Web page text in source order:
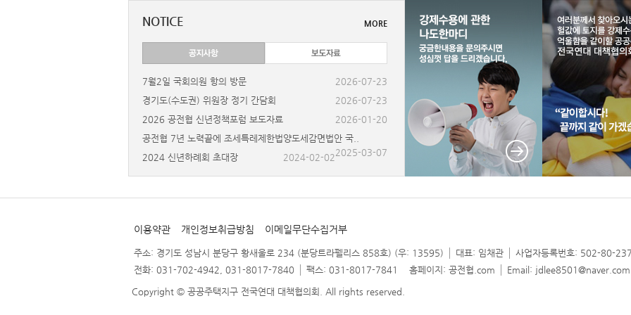
NOTICE MORE
7월2일 국회의원 항의 방문
2026-07-23
경기도(수도권) 위원장 정기 간담회
2026-07-23
2026 공전협 신년정책포럼 보도자료
2026-01-20
공전협 7년 노력끝에 조세특레제한법양도세감면법안 국..
2025-03-07
2024 신년하례회 초대장 2024-02-02
이용약관 개인정보취급방침 이메일무단수집거부
주소: 경기도 성남시 분당구 황새울로 234 (분당트라펠리스 858호) (우: 13595) 대표: 임채관
사업자등록번호: 502-80-
전화: 031-702-4942, 031-8017-7840
팩스: 031-8017-7841 홈페이지: 공전협.com Email: jdlee8501@naver.com
Copyright © 공공주택지구 전국연대 대책협의회. All rights reserved.